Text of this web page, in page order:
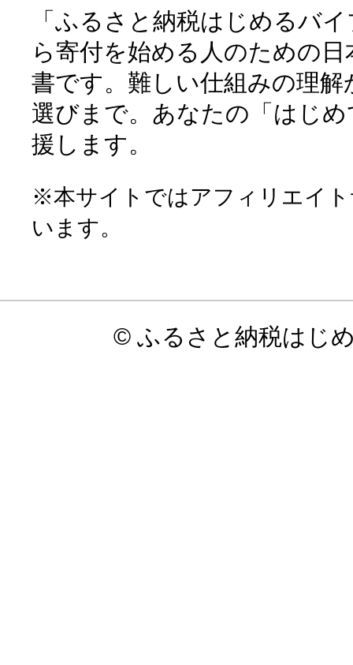
「ふるさと納税はじめるバ
ら寄付を始める人のための
書です。難しい仕組みの理
選びまで。あなたの「はじ
援します。
※本サイトではアフィリエイ
います。
© ふるさと納税はじ